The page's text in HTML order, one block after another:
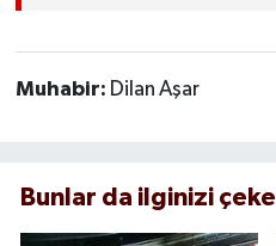
Muhabir: Dilan Aşar
Bunlar da ilginizi